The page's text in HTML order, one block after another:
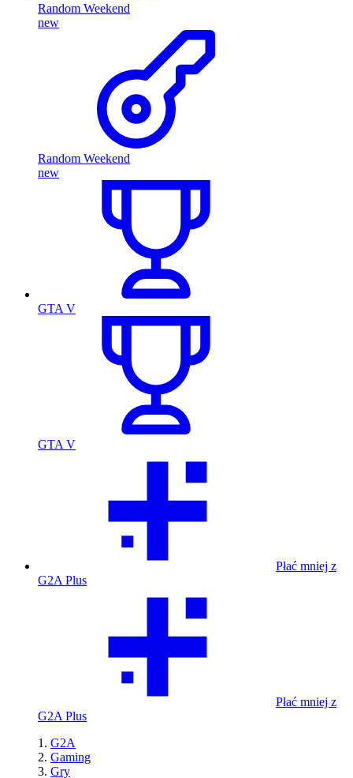
Random Weekend
new
Random Weekend
new
GTA V
GTA V
Płać mniej z
G2A Plus
Płać mniej z
G2A Plus
G2A
Gaming
Gry